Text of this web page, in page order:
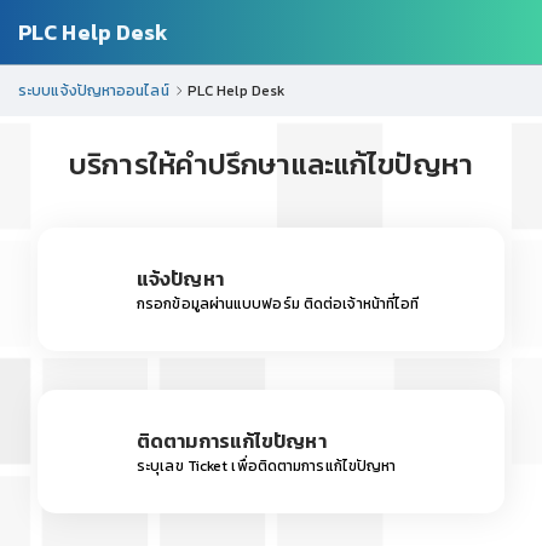
PLC Help Desk
ระบบแจ้งปัญหาออนไลน์ PLC Help Desk
บริการให้คำปรึกษาและแก้ไขปัญหา
แจ้งปัญหา
กรอกข้อมูลผ่านแบบฟอร์ม ติดต่อเจ้าหน้าที่ไอที
ติดตามการแก้ไขปัญหา
ระบุเลข Ticket เพื่อติดตามการแก้ไขปัญหา